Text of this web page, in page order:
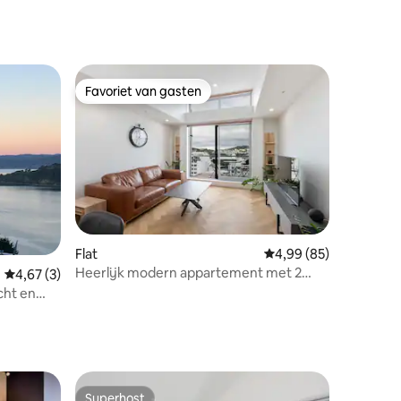
Gemiddelde beoordeling van 4,67 op 5, 3 recensies
4,67 (3)
en
Favoriet van gasten
Favoriet van gasten
Flat Gemiddelde
4,99 (85)
Heerlijk modern appartement met 2